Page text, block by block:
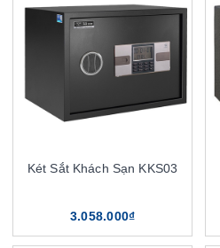
Két Sắt Khách Sạn KKS03
3.058.000₫